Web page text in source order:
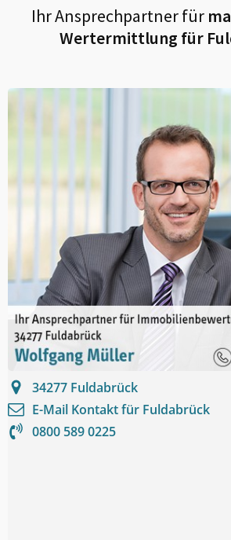
Ihr Ansprechpartner für
Wertermittlung für
34277 Fuldabrück
E-Mail Kontakt für Fuldabrück
0800 589 0225